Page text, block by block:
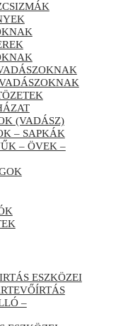
(VADÁSZ)
– SAPKÁK
– ÖVEK –
ESZKÖZEI
–